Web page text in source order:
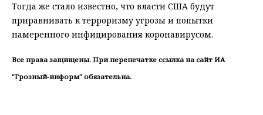
Тогда же стало известно, что власти США будут
приравнивать к терроризму угрозы и попытки
намеренного инфицирования коронавирусом.
Все права защищены. При перепечатке ссылка на сайт ИА
"Грозный-информ" обязательна.